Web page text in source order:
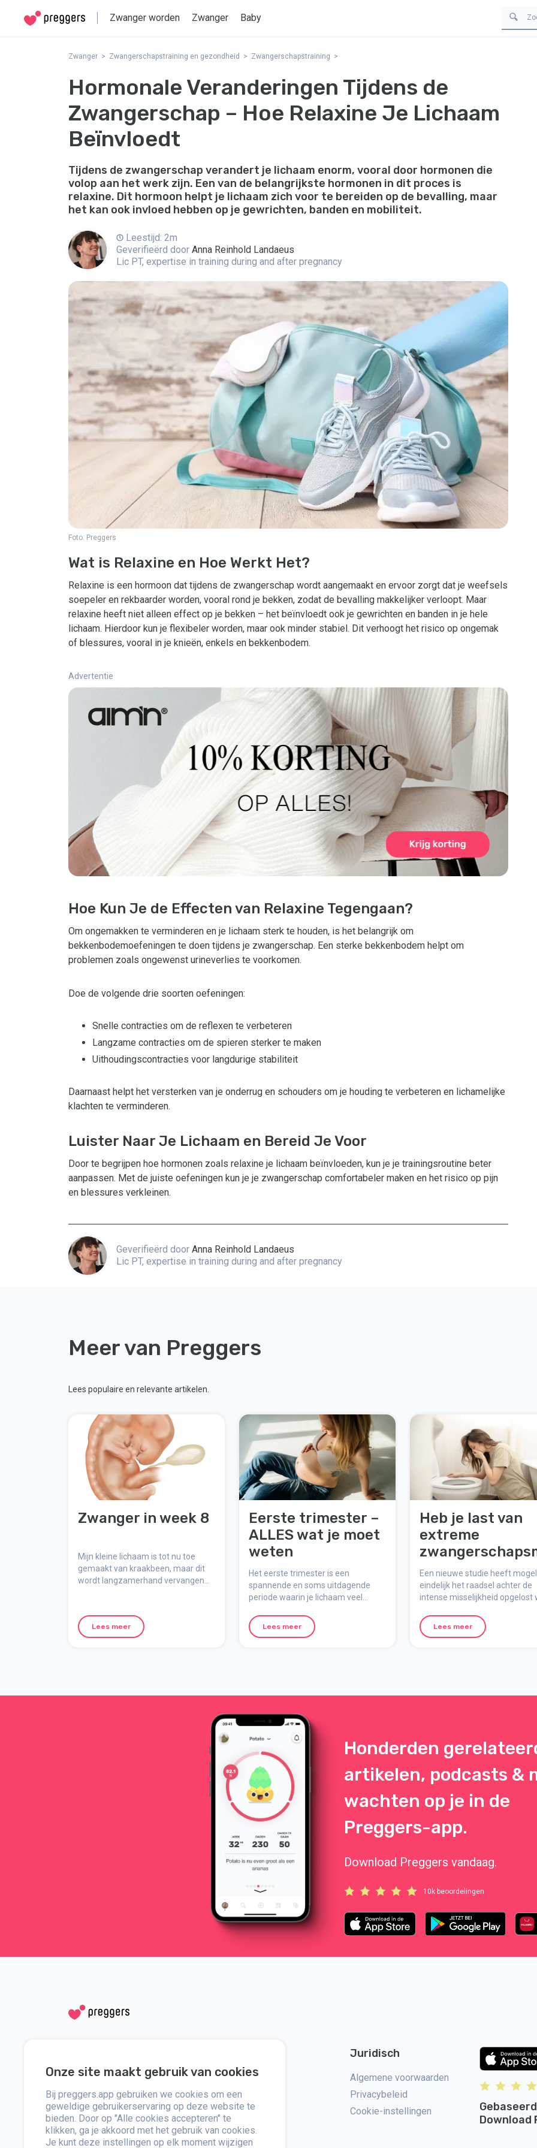
Zwanger worden Zwanger Baby
Zwanger Zwangerschapstraining en gezondheid Zwangerschapstraining
Hormonale Veranderingen Tijdens de
Zwangerschap – Hoe Relaxine Je Lichaam
Beïnvloedt
Tijdens de zwangerschap verandert je lichaam enorm, vooral door hormonen die
volop aan het werk zijn. Een van de belangrijkste hormonen in dit proces is
relaxine. Dit hormoon helpt je lichaam zich voor te bereiden op de bevalling, maar
het kan ook invloed hebben op je gewrichten, banden en mobiliteit.
Leestijd: 2m
Geverifieërd door Anna Reinhold Landaeus
Lic PT, expertise in training during and after pregnancy
Foto: Preggers
Wat is Relaxine en Hoe Werkt Het?
Relaxine is een hormoon dat tijdens de zwangerschap wordt aangemaakt en ervoor zorgt dat je weefsels
soepeler en rekbaarder worden, vooral rond je bekken, zodat de bevalling makkelijker verloopt. Maar
relaxine heeft niet alleen effect op je bekken – het beïnvloedt ook je gewrichten en banden in je hele
lichaam. Hierdoor kun je flexibeler worden, maar ook minder stabiel. Dit verhoogt het risico op ongemak
of blessures, vooral in je knieën, enkels en bekkenbodem.
Advertentie
Hoe Kun Je de Effecten van Relaxine Tegengaan?
Om ongemakken te verminderen en je lichaam sterk te houden, is het belangrijk om
bekkenbodemoefeningen te doen tijdens je zwangerschap. Een sterke bekkenbodem helpt om
problemen zoals ongewenst urineverlies te voorkomen.
Doe de volgende drie soorten oefeningen:
Snelle contracties om de reflexen te verbeteren
Langzame contracties om de spieren sterker te maken
Uithoudingscontracties voor langdurige stabiliteit
Daarnaast helpt het versterken van je onderrug en schouders om je houding te verbeteren en lichamelijke
klachten te verminderen.
Luister Naar Je Lichaam en Bereid Je Voor
Door te begrijpen hoe hormonen zoals relaxine je lichaam beïnvloeden, kun je je trainingsroutine beter
aanpassen. Met de juiste oefeningen kun je je zwangerschap comfortabeler maken en het risico op pijn
en blessures verkleinen.
Geverifieërd door Anna Reinhold Landaeus
Lic PT, expertise in training during and after pregnancy
Meer van Preggers
Lees populaire en relevante artikelen.
Zwanger in week 8
Mijn kleine lichaam is tot nu toe
gemaakt van kraakbeen, maar dit
wordt langzamerhand vervangen
Lees meer
Eerste trimester –
ALLES wat je moet
weten
Het eerste trimester is een
spannende en soms uitdagende
periode waarin je lichaam veel
je wat je kunt verwachten en hoe je
goed voor jezelf kunt zorgen tijdens
Lees meer
Heb je last van
extreme
selijkheid? Het
mysterie kan
eindelijk
zijn!
Een nieuwe studie heeft
eindelijk het raadsel achter de
intense misselijkheid opgelost
maanden last van hebben. Er
een sterke link te zijn tussen
Lees meer
Honderden
artikelen, podcasts &
wachten op je in de
Preggers-app.
Download Preggers vandaag.
10k beoordelingen
Instagram
Facebook
Neem contact op
Over
Pers
Juridisch
Algemene voorwaarden
Privacybeleid
Cookie-instellingen
Download
Onze site maakt gebruik van cookies
Bij preggers.app gebruiken we cookies om een
geweldige gebruikerservaring op deze website te
bieden. Door op "Alle cookies accepteren" te
klikken, ga je akkoord met het gebruik van cookies.
Je kunt deze instellingen op elk moment wijzigen